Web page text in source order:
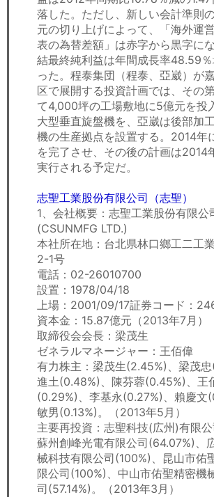
落した。ただし、新しい会計準則
元の切り上げによって、「海外運
表の為替差額」は赤字から黒字に
結最終純利益は年間成長率48.59
った。程泰集団（程泰、亞崴）が
区で展開する投資計画では、その
て4,000坪の工場敷地に5億元を投
大型垂直旋盤機を、亞崴は後部加
機の生産拠点を設置する。2014年
を完了させ、その後の計画は2014
実行される予定だ。
志聖工業股份有限公司（志聖）
1、会社概要：志聖工業股份有限公
(CSUNMFG LTD.)
本社所在地：台北県林口鄉工二工
2-1号
電話：02-26010700
設置：1978/04/18
上場：2001/09/17証券コード：
資本金：15.87億元（2013年7月）
取締役会会長：梁茂生
ゼネラルマネージャー：王佰偉
有力株主：梁茂生(2.45%)、梁茂忠
進土(0.48%)、陳芬蓉(0.45%)、王
(0.29%)、李基永(0.27%)、賴慶文
敏男(0.13%)。（2013年5月）
主要再投資：志聖科技(広州)有限公
蘇州創峰光電有限公司(64.07%)、
械科技有限公司(100%)、昆山市佑
限公司(100%)、中山市佑聖精密機
司(57.14%)。（2013年3月）